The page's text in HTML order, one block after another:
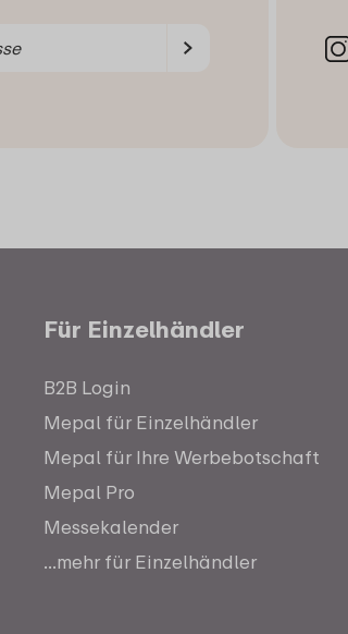
Für Einzelhändler
B2B Login
Mepal für Einzelhändler
Mepal für Ihre Werbebotschaft
Mepal Pro
Messekalender
...mehr für Einzelhändler